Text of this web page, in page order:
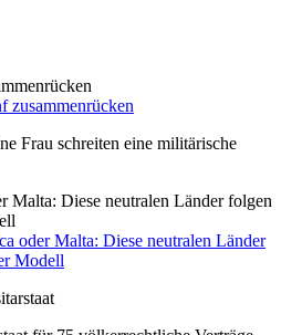
zusammenrücken
Malta: Diese neutralen Länder folgen
oder Malta: Diese neutralen Länder
Modell